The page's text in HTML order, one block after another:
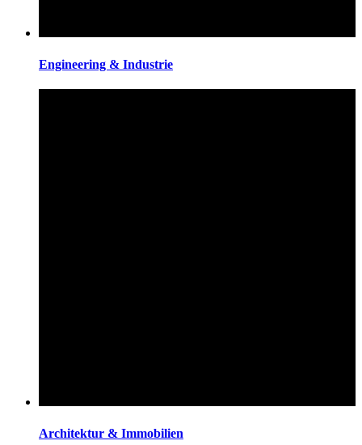
Engineering & Industrie
Architektur & Immobilien